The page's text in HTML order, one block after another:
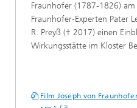
Fraunhofer (1787-1826)
Fraunhofer-Experten Pater
R. Preyß († 2017) einen
Wirkungsstätte im Kloster
Film Joseph von